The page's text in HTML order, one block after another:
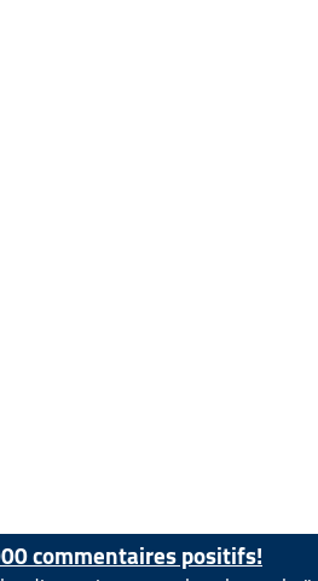
commentaires positifs!